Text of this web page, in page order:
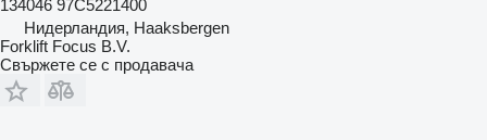
134046 97C5221400
Нидерландия, Haaksbergen
Forklift Focus B.V.
Свържете се с продавача